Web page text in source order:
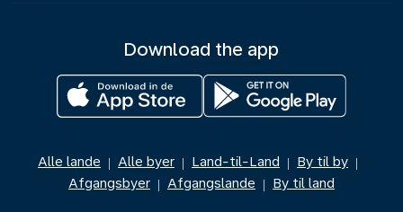
Download the app
Alle lande | Alle byer | Land-til-Land | By til by |
Afgangsbyer | Afgangslande | By til land